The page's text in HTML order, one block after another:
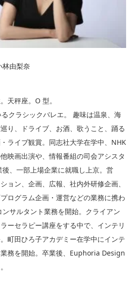
林由梨奈
天秤座。O 型。
クラシックバレエ。 趣味は温泉、海
り、ドライブ、お酒、歌うこと、踊る
ライブ観賞。同志社大学在学中、NHK
映画出演や、情報番組の司会アシスタ
、一部上場企業に就職し上京。営
ョン、企画、広報、社内外研修企画、
ログラム企画・運営などの業務に携わ
サルタント業務を開始。クライアン
ーセラピー講座をする中で、インテリ
町田ひろ子アカデミー在学中にインテ
務を開始。卒業後、Euphoria Design